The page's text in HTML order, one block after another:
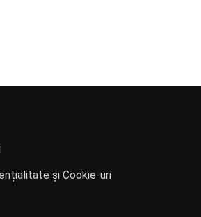
și Cookie-uri